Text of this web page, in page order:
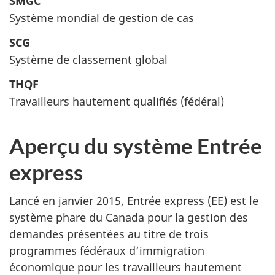
Système mondial de gestion de cas
SCG
Système de classement global
THQF
Travailleurs hautement qualifiés (fédéral)
Aperçu du système Entrée
express
Lancé en janvier 2015, Entrée express (EE) est le
système phare du Canada pour la gestion des
demandes présentées au titre de trois
programmes fédéraux d’immigration
économique pour les travailleurs hautement